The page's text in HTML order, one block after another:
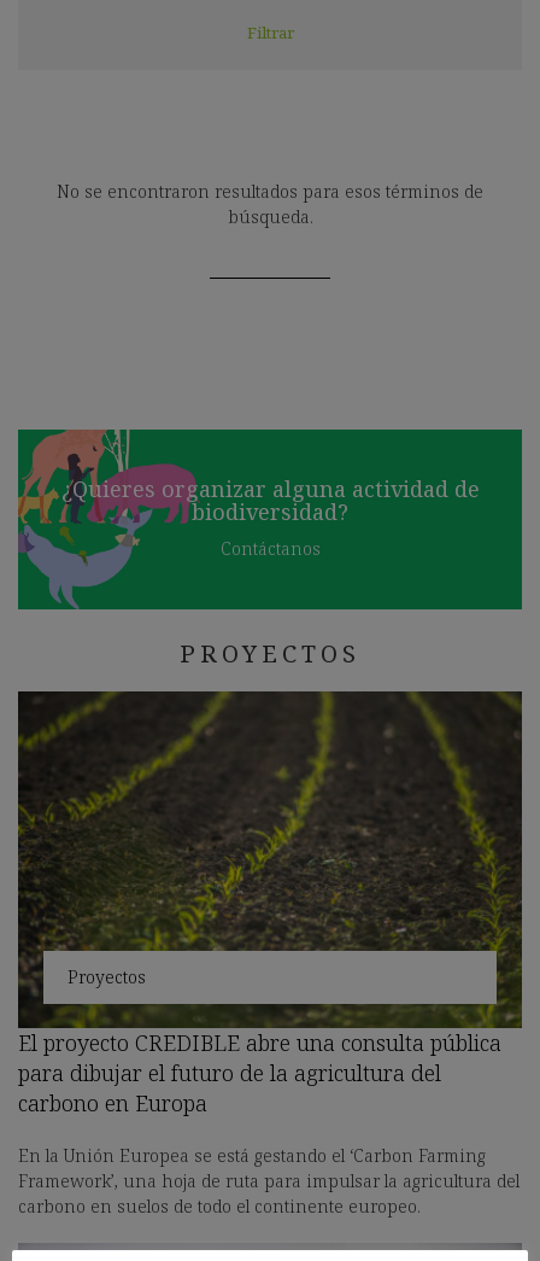
No se encontraron resultados para esos términos de
búsqueda.
¿Quieres organizar alguna actividad de
biodiversidad?
Contáctanos
PROYECTOS
Proyectos
El proyecto CREDIBLE abre una consulta pública
para dibujar el futuro de la agricultura del
carbono en Europa
En la Unión Europea se está gestando el ‘Carbon Farming
Framework’, una hoja de ruta para impulsar la agricultura del
carbono en suelos de todo el continente europeo.